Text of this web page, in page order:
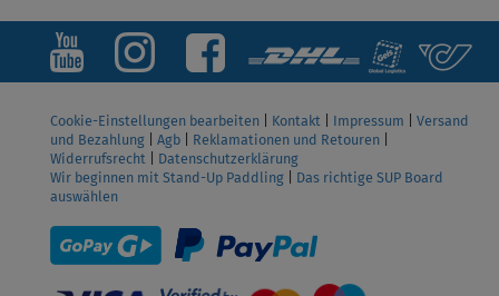
Cookie-Einstellungen bearbeiten Kontakt Impressum
Versand
und Bezahlung
Agb Reklamationen und Retouren
Widerrufsrecht
Datenschutzerklärung
Wir beginnen mit Stand-Up Paddling
Das richtige SUP Board
auswählen